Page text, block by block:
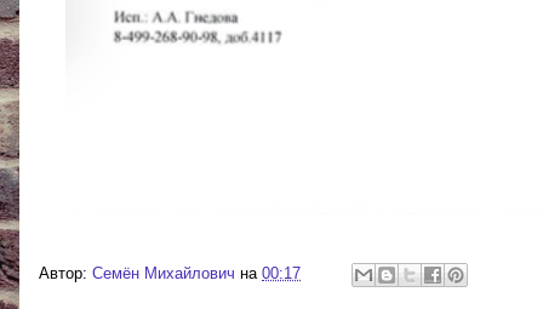
Автор: Cемён Михайлович на 00:17